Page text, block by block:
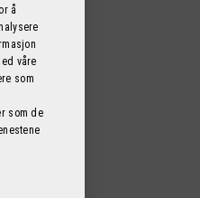
å
våre
som
som de